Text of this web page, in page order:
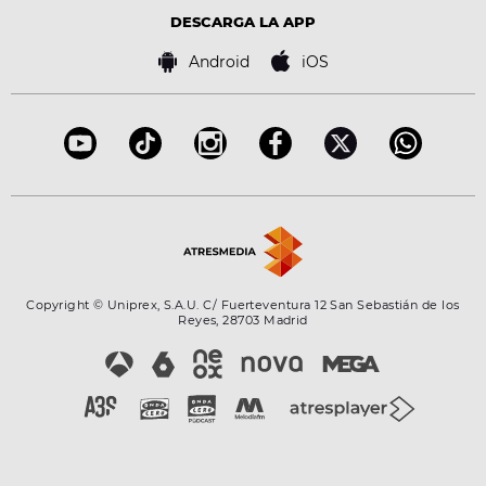
Bases de concursos
DESCARGA LA APP
Android iOS
Copyright © Uniprex, S.A.U. C/ Fuerteventura 12 San Sebastián de los
Reyes, 28703 Madrid